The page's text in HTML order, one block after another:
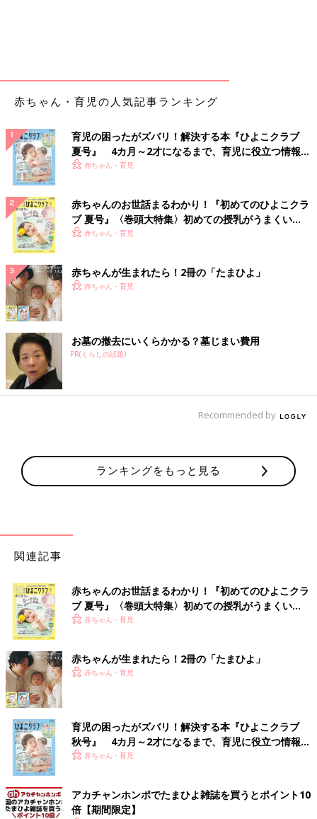
赤ちゃん・育児の人気記事ランキング
育児の困ったがズバリ！解決する本『ひよこクラブ
夏号』 4カ月～2才になるまで、育児に役立つ情報が
いっぱい！
赤ちゃん・育児
赤ちゃんのお世話まるわかり！『初めてのひよこクラ
ブ 夏号』〈巻頭大特集〉初めての授乳がうまくい
く！ おっぱい・ミルクの基本と夏のトラブル 解決テ
赤ちゃん・育児
赤ちゃんが生まれたら！2冊の「たまひよ」
赤ちゃん・育児
お墓の撤去にいくらかかる？墓じまい費用
PR(くらしの話題)
Recommended by
ランキングをもっと見る
関連記事
赤ちゃんのお世話まるわかり！『初めてのひよこクラ
ブ 夏号』〈巻頭大特集〉初めての授乳がうまくい
く！ おっぱい・ミルクの基本と夏のトラブル 解決テ
赤ちゃん・育児
赤ちゃんが生まれたら！2冊の「たまひよ」
赤ちゃん・育児
育児の困ったがズバリ！解決する本『ひよこクラブ
秋号』 4カ月～2才になるまで、育児に役立つ情報が
いっぱい！
赤ちゃん・育児
アカチャンホンポでたまひよ雑誌を買うとポイント10
倍【期間限定】